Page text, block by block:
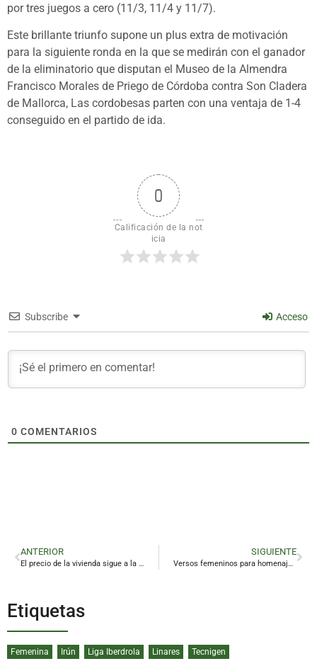
por tres juegos a cero (11/3, 11/4 y 11/7).
Este brillante triunfo supone un plus extra de motivación
para la siguiente ronda en la que se medirán con el ganador
de la eliminatorio que disputan el Museo de la Almendra
Francisco Morales de Priego de Córdoba contra Son Cladera
de Mallorca, Las cordobesas parten con una ventaja de 1-4
conseguido en el partido de ida.
0
Calificación de la not
icia
Subscribe Acceso
0 COMENTARIOS
ANTERIOR
El precio de la vivienda sigue a la baja en Linares
SIGUIENTE
Versos femeninos para homenajear a la poesía
Etiquetas
Femenina Irún Liga Iberdrola Linares Tecnigen